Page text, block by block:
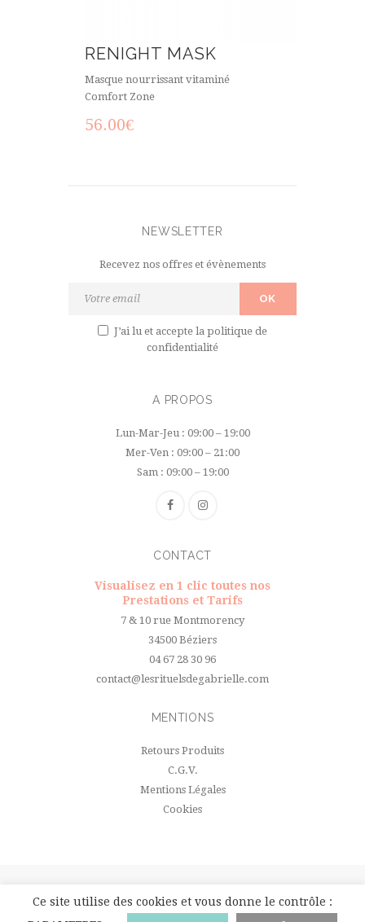
RENIGHT MASK
Masque nourrissant vitaminé
Comfort Zone
56.00€
NEWSLETTER
Recevez nos offres et évènements
J’ai lu et accepte la politique de
confidentialité
A PROPOS
Lun-Mar-Jeu : 09:00 – 19:00
Mer-Ven : 09:00 – 21:00
Sam : 09:00 – 19:00
CONTACT
Visualisez en 1 clic toutes nos
Prestations et Tarifs
7 & 10 rue Montmorency
34500 Béziers
04 67 28 30 96
contact@lesrituelsdegabrielle.com
MENTIONS
Retours Produits
C.G.V.
Mentions Légales
Cookies
Ⓒ 2019 Rituels de Gabrielle. Tous droits réservés - Réalisation site
Ce site utilise des cookies et vous donne le contrôle :